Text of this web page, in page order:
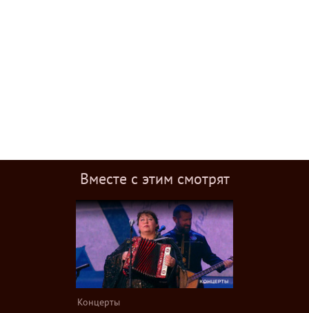
Вместе с этим смотрят
Концерты